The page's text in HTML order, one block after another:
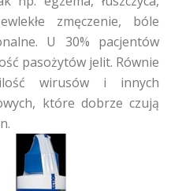
zmęczenie, bóle
U 30% pacjentów
pasożytów jelit. Równie
wirusów i innych
które dobrze czują